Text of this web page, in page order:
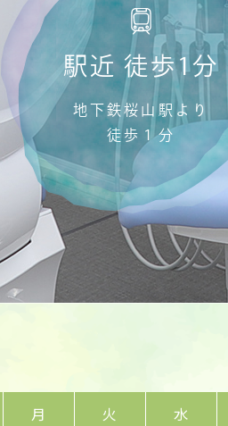
駅近 徒歩1分
地下鉄桜山駅より
徒歩１分
月 火 水